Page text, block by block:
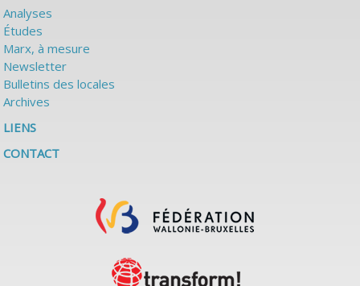
Analyses
Études
Marx, à mesure
Newsletter
Bulletins des locales
Archives
LIENS
CONTACT